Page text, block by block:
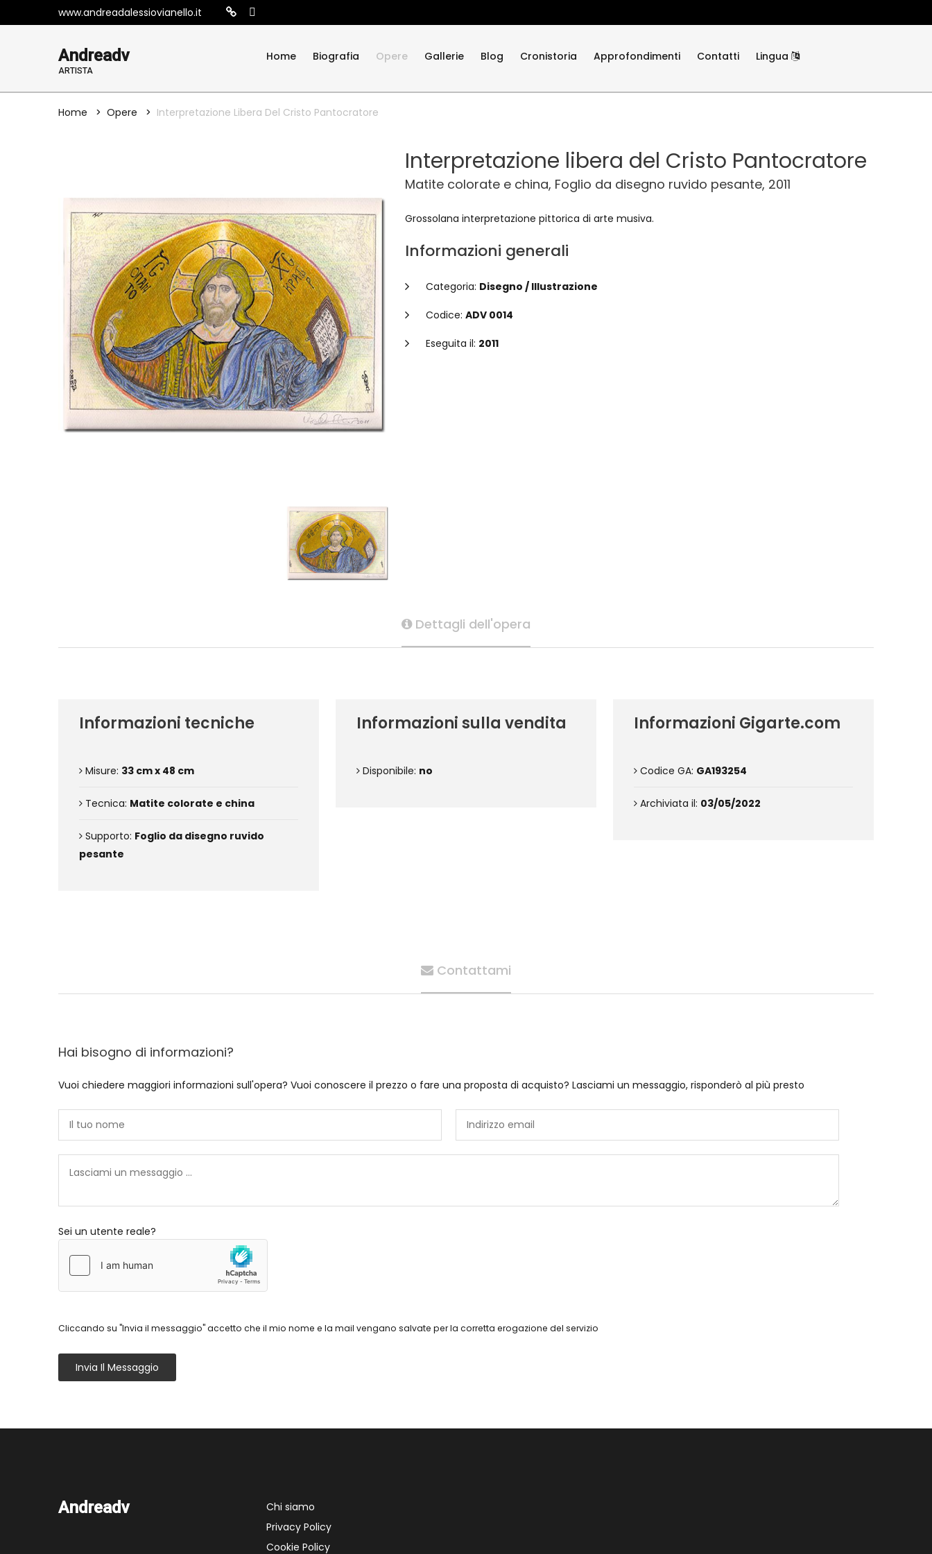
www.andreadalessiovianello.it
Andreadv
ARTISTA
Home Biografia Opere Gallerie Blog Cronistoria Approfondimenti Contatti Lingua
Home Opere Interpretazione Libera Del Cristo Pantocratore
Interpretazione libera del Cristo Pantocratore
Matite colorate e china, Foglio da disegno ruvido pesante, 2011
Grossolana interpretazione pittorica di arte musiva.
Informazioni generali
Categoria: Disegno / Illustrazione
Codice: ADV 0014
Eseguita il: 2011
Dettagli dell'opera
Informazioni tecniche
Misure: 33 cm x 48 cm
Tecnica: Matite colorate e china
Supporto: Foglio da disegno ruvido
pesante
Informazioni sulla vendita
Disponibile: no
Informazioni Gigarte.com
Codice GA: GA193254
Archiviata il: 03/05/2022
Contattami
Hai bisogno di informazioni?
Vuoi chiedere maggiori informazioni sull'opera? Vuoi conoscere il prezzo o fare una proposta di acquisto? Lasciami un messaggio, risponderò al più presto
Sei un utente reale?
Cliccando su "Invia il messaggio" accetto che il mio nome e la mail vengano salvate per la corretta erogazione del servizio
Invia Il Messaggio
Andreadv
Chi siamo
Privacy Policy
Cookie Policy